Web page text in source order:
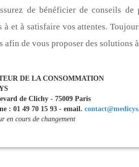
de bénéficier de conseils de
à et à satisfaire vos attentes.
afin de vous proposer des solutions
DE LA CONSOMMATION
de Clichy - 75009 Paris
: 01 49 70 15 93 - email.
en cours de changement